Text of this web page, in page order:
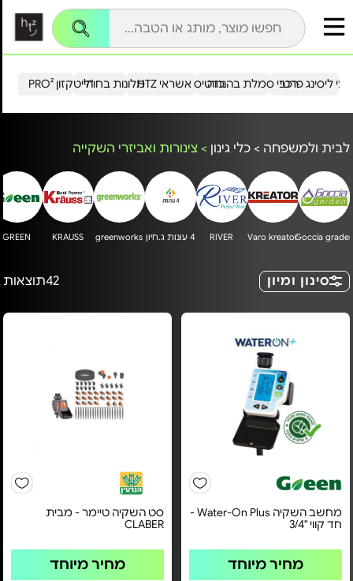
הייטקזון PRO²מלונות בחו"ל כרטיס אשראי HTZ ליסינג פרטירכבי סמלת בהנחה
לבית ולמשפחה > כלי גינון > צינורות ואביזרי השקייה
Goccia graden
Varo kreator
RIVER 4 עונות ג.חיון greenworks
KRAUSS
GREEN
סינון ומיון 42תוצאות
מחשב השקיה Water-On Plus -
חד קווי "3/4
מחיר מיוחד
סט השקיה טיימר - מבית
CLABER
מחיר מיוחד